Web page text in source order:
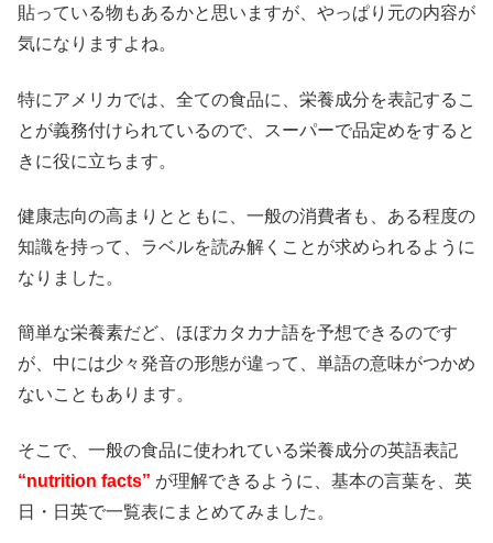
貼っている物もあるかと思いますが、やっぱり元の内容が
気になりますよね。
特にアメリカでは、全ての食品に、栄養成分を表記するこ
とが義務付けられているので、スーパーで品定めをすると
きに役に立ちます。
健康志向の高まりとともに、一般の消費者も、ある程度の
知識を持って、ラベルを読み解くことが求められるように
なりました。
簡単な栄養素だど、ほぼカタカナ語を予想できるのです
が、中には少々発音の形態が違って、単語の意味がつかめ
ないこともあります。
そこで、一般の食品に使われている栄養成分の英語表記
“nutrition facts” が理解できるように、基本の言葉を、英
日・日英で一覧表にまとめてみました。